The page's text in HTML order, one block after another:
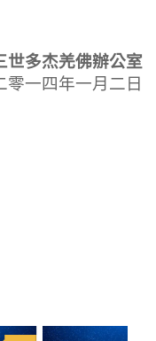
世多杰羌佛辦公室
零一四年一月二日